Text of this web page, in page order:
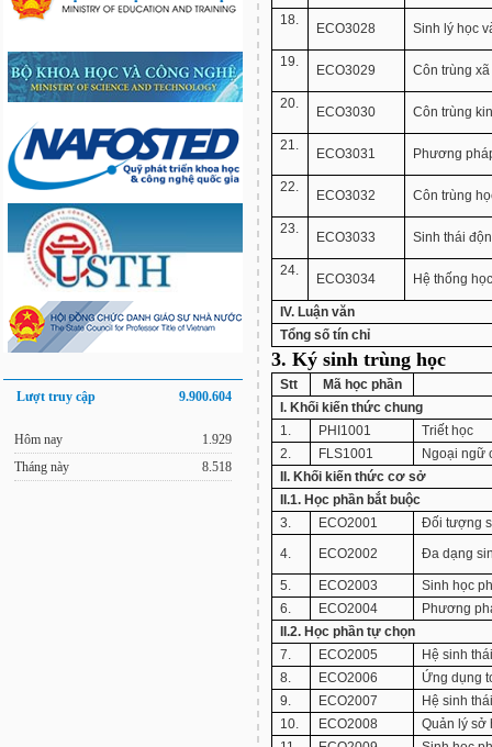
Lượt truy cập 9.900.604
Hôm nay
Tháng này
1.929
8.518
18.
ECO3028 Sinh lý học
19.
ECO3029 Côn trùng
20.
ECO3030 Côn trùng
21.
ECO3031 Phương
22.
ECO3032 Côn trùng
23.
ECO3033 Sinh thái
24.
ECO3034 Hệ thống
IV. Luận văn
Tổng số tín chỉ
3. Ký sinh trùng học
Stt
Mã học phần
I. Khối kiến thức chung
1.
PHI1001
Triết học
2.
FLS1001
Ngoại ngữ
II. Khối kiến thức cơ sở
II.1. Học phần bắt buộc
3.
ECO2001
Đối tượng
4.
ECO2002 Đa dạng
5. ECO2003
Sinh học
6.
ECO2004
Phương
II.2. Học phần tự chọn
7.
ECO2005
Hệ sinh
8.
ECO2006
Ứng dụng
9.
ECO2007
Hệ sinh
10.
ECO2008
Quản lý sở